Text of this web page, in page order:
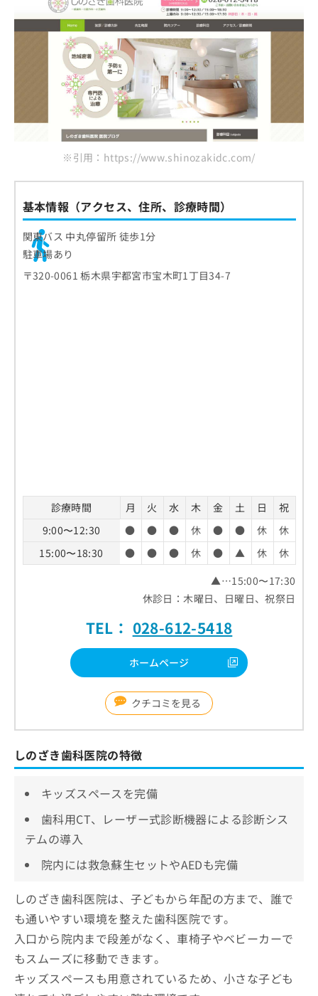
※引用：https://www.shinozakidc.com/
基本情報（アクセス、住所、診療時間）
関東バス 中丸停留所 徒歩1分
駐車場あり
〒320-0061 栃木県宇都宮市宝木町1丁目34-7
診療時間 月 火 水 木 金 土 日
祝
9:00〜12:30
● ● ● 休 ● ● 休
休
15:00〜18:30
● ● ● 休 ● ▲ 休
休
▲…15:00〜17:30
休診日：木曜日、日曜日、祝祭日
TEL： 028-612-5418
ホームページ
クチコミを見る
しのざき歯科医院の特徴
キッズスペースを完備
歯科用CT、レーザー式診断機器による診断シス
テムの導入
院内には救急蘇生セットやAEDも完備
しのざき歯科医院は、子どもから年配の方まで、誰で
も通いやすい環境を整えた歯科医院です。
入口から院内まで段差がなく、車椅子やベビーカーで
もスムーズに移動できます。
キッズスペースも用意されているため、小さな子ども